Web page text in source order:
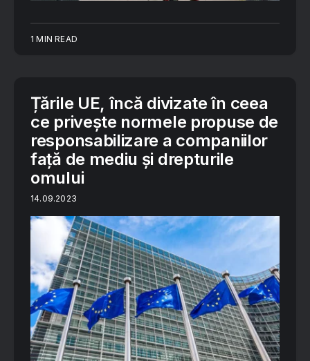
1 MIN READ
Țările UE, încă divizate în ceea
ce privește normele propuse de
responsabilizare a companiilor
față de mediu și drepturile
omului
14.09.2023